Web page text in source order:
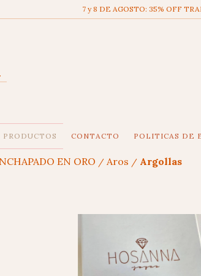
7 y 8 DE AGOSTO: 35% OFF
PRODUCTOS CONTACTO POLITICAS DE
EN ORO / Aros / Argollas